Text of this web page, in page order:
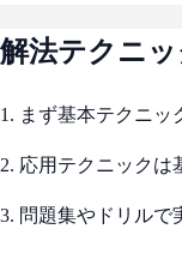
解法テクニ
1. まず基本テクニッ
2. 応用テクニックは
3. 問題集やドリルで